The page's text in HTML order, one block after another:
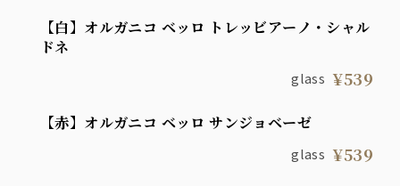
【白】オルガニコ ベッロ トレッビアーノ・シャル
ドネ
glass ¥539
【赤】オルガニコ ベッロ サンジョベーゼ
glass ¥539